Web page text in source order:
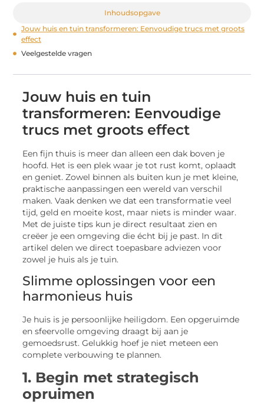
Inhoudsopgave
Jouw huis en tuin transformeren: Eenvoudige trucs met groots
effect
Veelgestelde vragen
Jouw huis en tuin
transformeren: Eenvoudige
trucs met groots effect
Een fijn thuis is meer dan alleen een dak boven je
hoofd. Het is een plek waar je tot rust komt, oplaadt
en geniet. Zowel binnen als buiten kun je met kleine,
praktische aanpassingen een wereld van verschil
maken. Vaak denken we dat een transformatie veel
tijd, geld en moeite kost, maar niets is minder waar.
Met de juiste tips kun je direct resultaat zien en
creëer je een omgeving die écht bij je past. In dit
artikel delen we direct toepasbare adviezen voor
zowel je huis als je tuin.
Slimme oplossingen voor een
harmonieus huis
Je huis is je persoonlijke heiligdom. Een opgeruimde
en sfeervolle omgeving draagt bij aan je
gemoedsrust. Gelukkig hoef je niet meteen een
complete verbouwing te plannen.
1. Begin met strategisch
opruimen